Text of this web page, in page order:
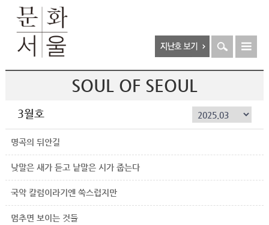
SOUL OF SEOUL
3월호
명곡의 뒤안길
낮말은 새가 듣고 낱말은 시가 줍는다
국악 칼럼이라기엔 쑥스럽지만
멈추면 보이는 것들